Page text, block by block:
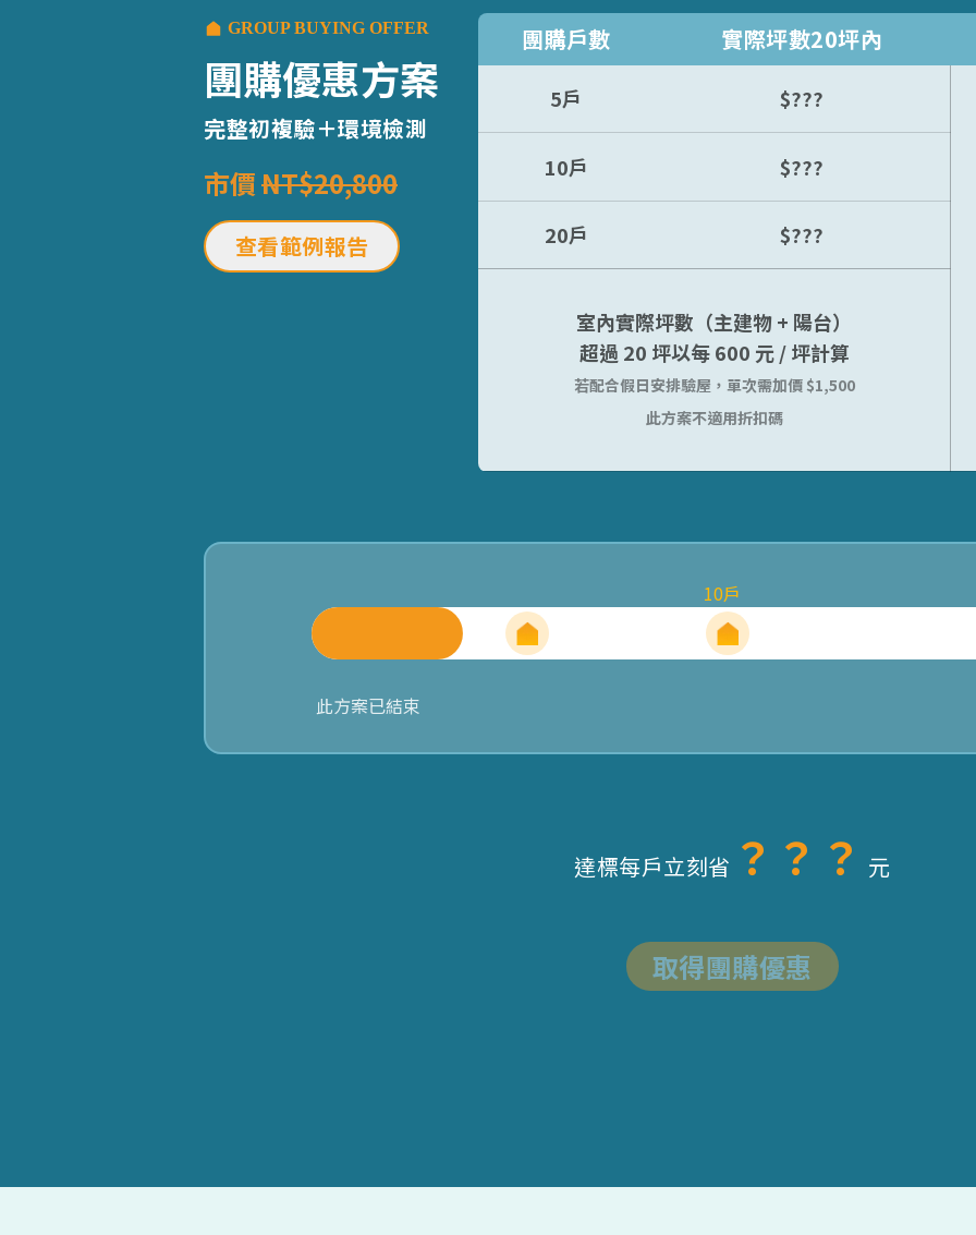
GROUP BUYING OFFER
團購優惠方案
完整初複驗＋環境檢測
市價NT$20,800
查看範例報告
團購戶數 實際坪數20坪內
5戶 $???
10戶 $???
20戶 $???
室內實際坪數（主建物 + 陽台）
超過 20 坪以每 600 元 / 坪計算
若配合假日安排驗屋，單次需加價 $1,500
此方案不適用折扣碼
10戶
此方案已結束
達標每戶立刻省 ？？？ 元
取得團購優惠